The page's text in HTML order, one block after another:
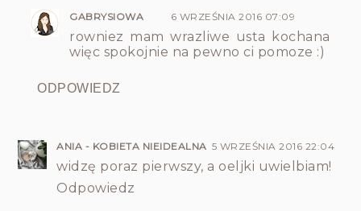
GABRYSIOWA 6 WRZEŚNIA 2016 07:09
rowniez mam wrazliwe usta kochana
więc spokojnie na pewno ci pomoze :)
ODPOWIEDZ
ANIA - KOBIETA NIEIDEALNA 5 WRZEŚNIA 2016 22:04
widzę poraz pierwszy, a oeljki uwielbiam!
Odpowiedz